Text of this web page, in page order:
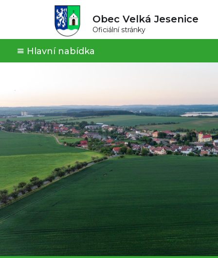
Obec Velká Jesenice
Oficiální stránky
Hlavní nabídka